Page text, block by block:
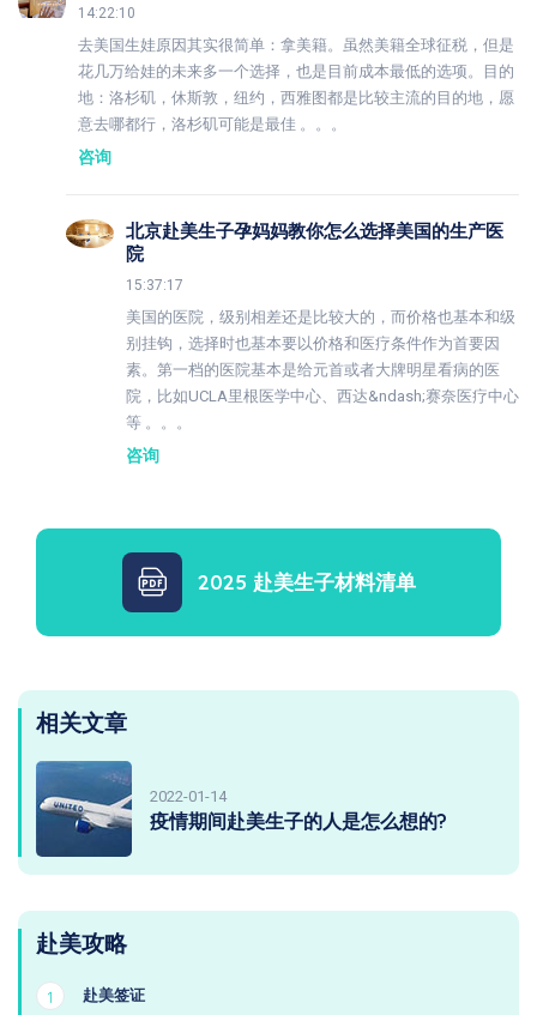
14:22:10
去美国生娃原因其实很简单：拿美籍。虽然美籍全球征税，但是
花几万给娃的未来多一个选择，也是目前成本最低的选项。目的
地：洛杉矶，休斯敦，纽约，西雅图都是比较主流的目的地，愿
意去哪都行，洛杉矶可能是最佳 。。。
咨询
北京赴美生子孕妈妈教你怎么选择美国的生产医
院
15:37:17
美国的医院，级别相差还是比较大的，而价格也基本和级
别挂钩，选择时也基本要以价格和医疗条件作为首要因
素。第一档的医院基本是给元首或者大牌明星看病的医
院，比如UCLA里根医学中心、西达&ndash;赛奈医疗中心
等 。。。
咨询
2025 赴美生子材料清单
相关文章
2022-01-14
疫情期间赴美生子的人是怎么想的?
赴美攻略
1 赴美签证